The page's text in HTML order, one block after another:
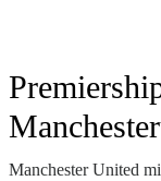
Manchester United